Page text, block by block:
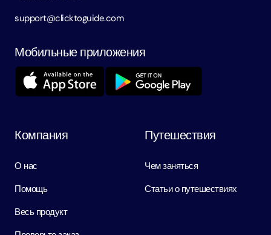
support@clicktoguide.com
Мобильные приложения
Компания
О нас
Помощь
Весь продукт
Путешествия
Чем заняться
Статьи о путешествиях